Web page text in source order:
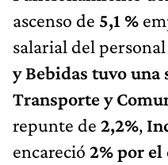
ascenso de 5,1 %
salarial del
y Bebidas tuvo una
Transporte y
repunte de 2,2%,
encareció 2% por el